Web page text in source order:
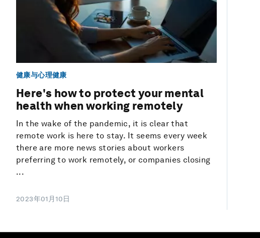
健康与心理健康
Here's how to protect your mental
health when working remotely
In the wake of the pandemic, it is clear that
remote work is here to stay. It seems every week
there are more news stories about workers
preferring to work remotely, or companies closing
...
2023年01月10日